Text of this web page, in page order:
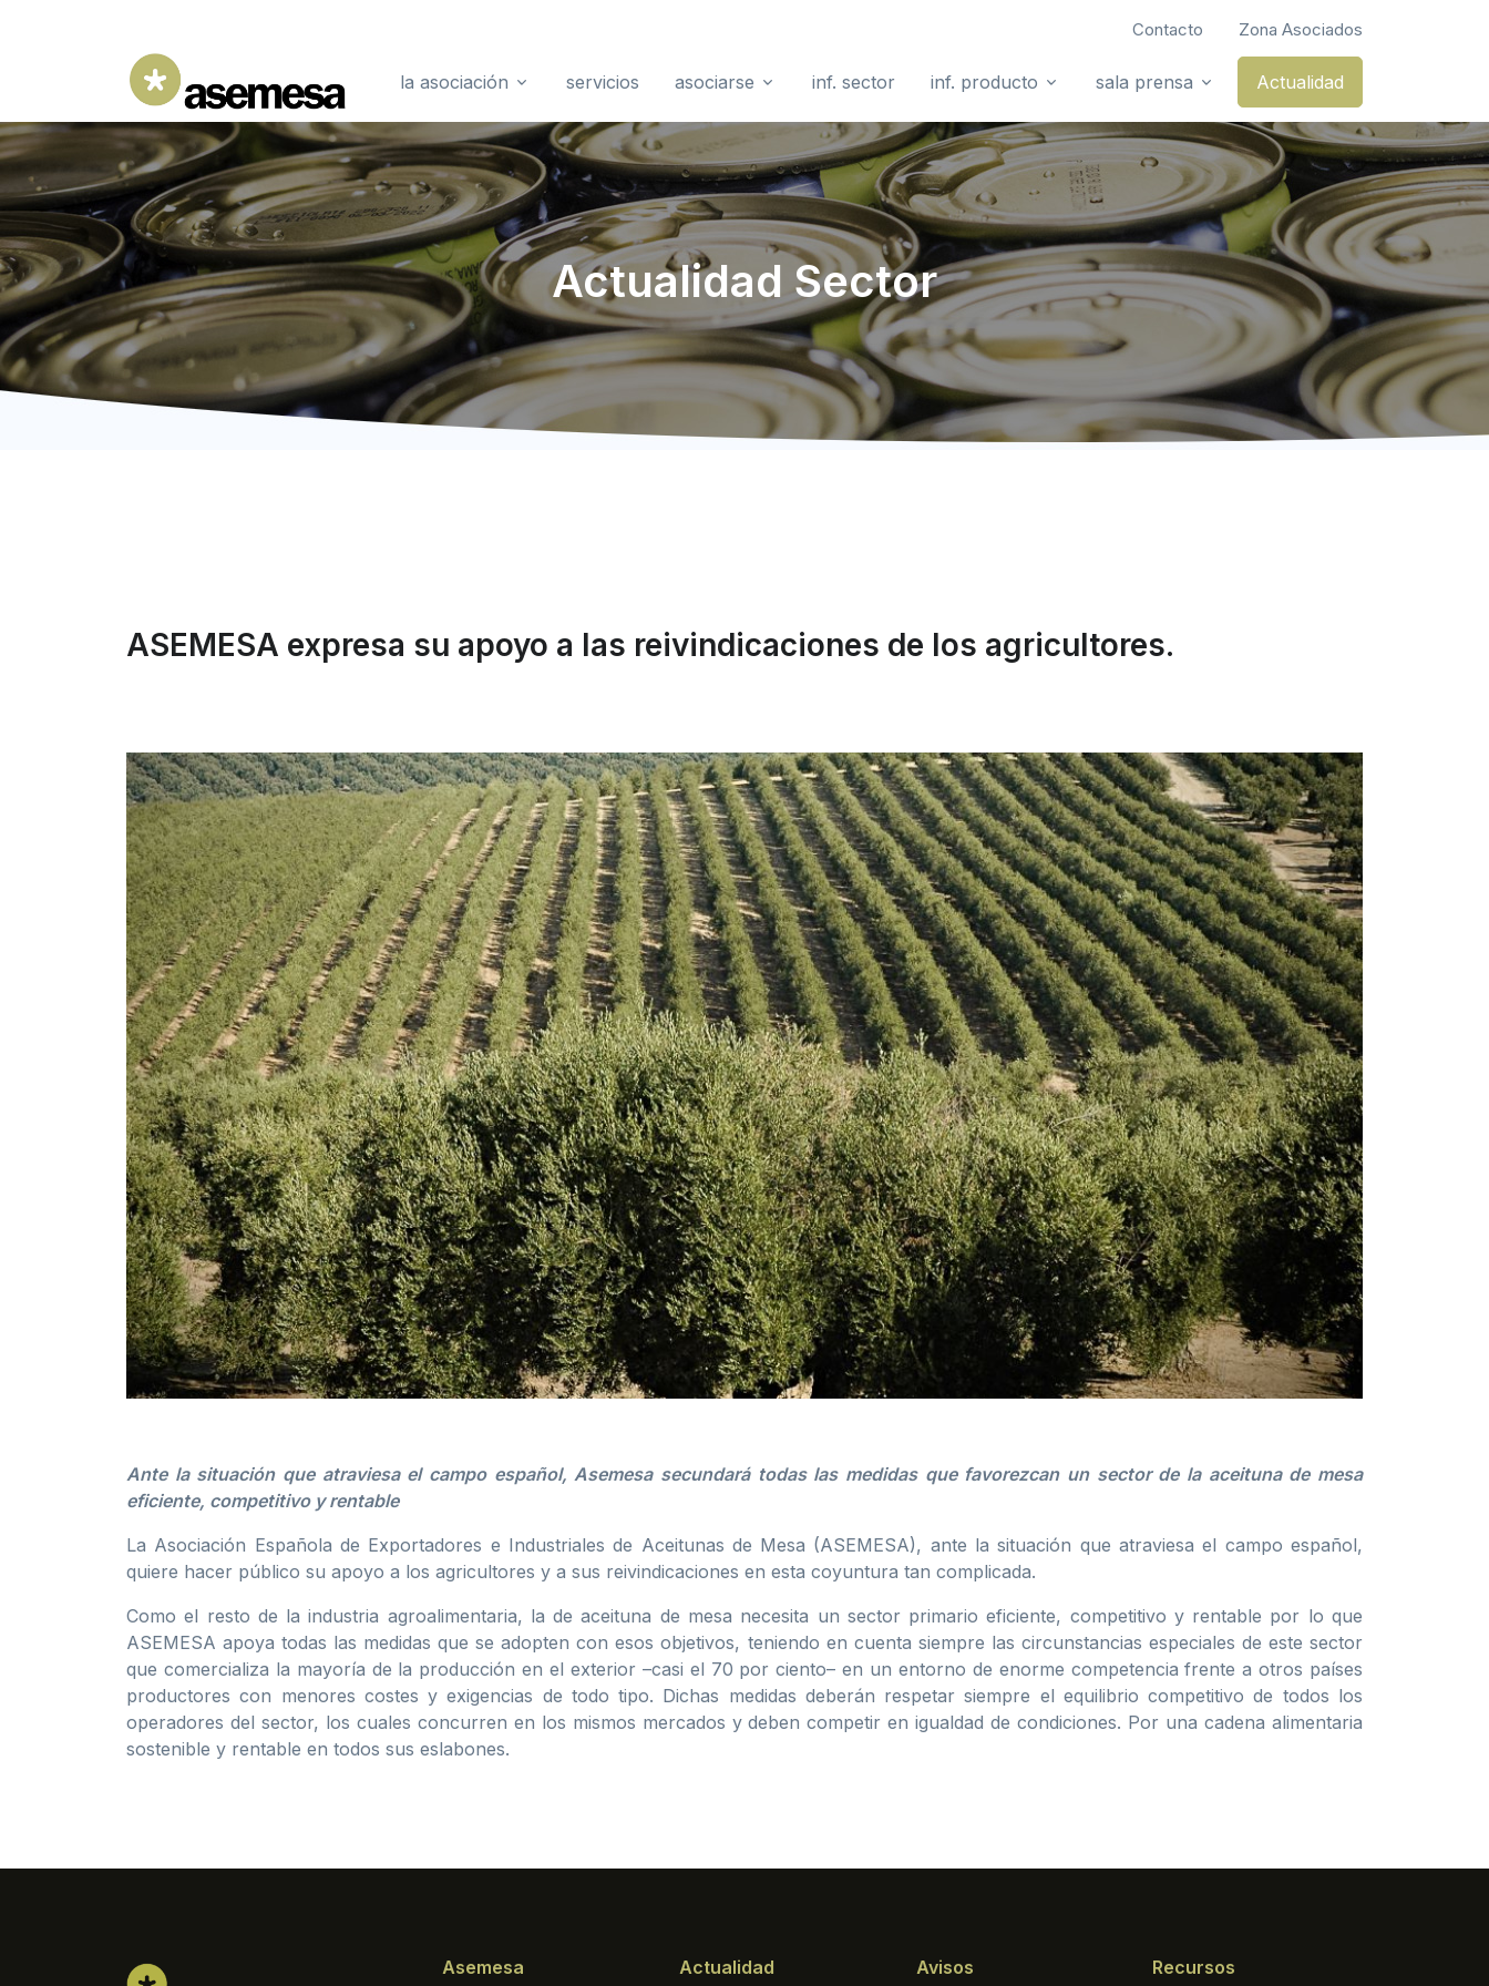
Contacto Zona Asociados
la asociación servicios asociarse inf. sector inf. producto sala prensa Actualidad
Actualidad Sector
ASEMESA expresa su apoyo a las reivindicaciones de los agricultores.
Ante la situación que atraviesa el campo español, Asemesa secundará todas las medidas que favorezcan un sector de la aceituna de mesa
eficiente, competitivo y rentable
La Asociación Española de Exportadores e Industriales de Aceitunas de Mesa (ASEMESA), ante la situación que atraviesa el campo español,
quiere hacer público su apoyo a los agricultores y a sus reivindicaciones en esta coyuntura tan complicada.
Como el resto de la industria agroalimentaria, la de aceituna de mesa necesita un sector primario eficiente, competitivo y rentable por lo que
ASEMESA apoya todas las medidas que se adopten con esos objetivos, teniendo en cuenta siempre las circunstancias especiales de este sector
que comercializa la mayoría de la producción en el exterior –casi el 70 por ciento– en un entorno de enorme competencia frente a otros países
productores con menores costes y exigencias de todo tipo. Dichas medidas deberán respetar siempre el equilibrio competitivo de todos los
operadores del sector, los cuales concurren en los mismos mercados y deben competir en igualdad de condiciones. Por una cadena alimentaria
sostenible y rentable en todos sus eslabones.
Asemesa Actualidad Avisos Recursos